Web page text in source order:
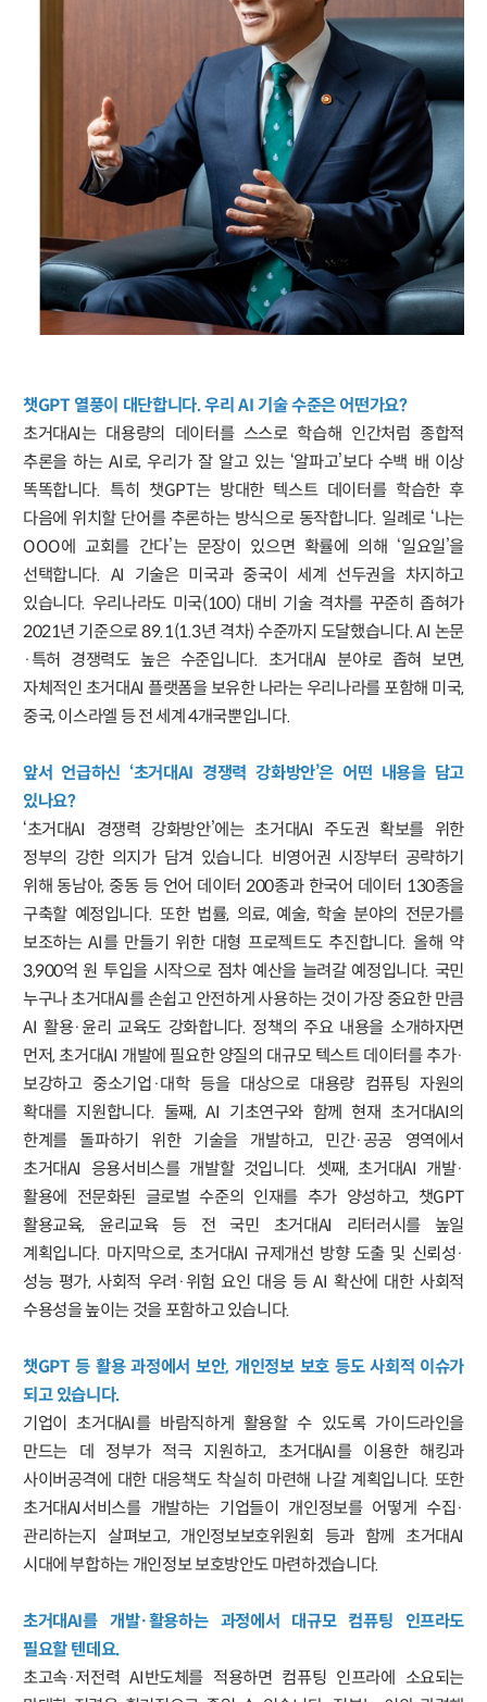
챗GPT 열풍이 대단합니다. 우리 AI 기술 수준은 어떤가요?
초거대AI는 대용량의 데이터를 스스로 학습해 인간처럼 종합적
추론을 하는 AI로, 우리가 잘 알고 있는 ‘알파고’보다 수백 배 이상
똑똑합니다. 특히 챗GPT는 방대한 텍스트 데이터를 학습한 후
다음에 위치할 단어를 추론하는 방식으로 동작합니다. 일례로 ‘나는
OOO에 교회를 간다’는 문장이 있으면 확률에 의해 ‘일요일’을
선택합니다. AI 기술은 미국과 중국이 세계 선두권을 차지하고
있습니다. 우리나라도 미국(100) 대비 기술 격차를 꾸준히 좁혀가
2021년 기준으로 89.1(1.3년 격차) 수준까지 도달했습니다. AI 논문
·특허 경쟁력도 높은 수준입니다. 초거대AI 분야로 좁혀 보면,
자체적인 초거대AI 플랫폼을 보유한 나라는 우리나라를 포함해 미국,
중국, 이스라엘 등 전 세계 4개국뿐입니다.
앞서 언급하신 ‘초거대AI 경쟁력 강화방안’은 어떤 내용을 담고
있나요?
‘초거대AI 경쟁력 강화방안’에는 초거대AI 주도권 확보를 위한
정부의 강한 의지가 담겨 있습니다. 비영어권 시장부터 공략하기
위해 동남아, 중동 등 언어 데이터 200종과 한국어 데이터 130종을
구축할 예정입니다. 또한 법률, 의료, 예술, 학술 분야의 전문가를
보조하는 AI를 만들기 위한 대형 프로젝트도 추진합니다. 올해 약
3,900억 원 투입을 시작으로 점차 예산을 늘려갈 예정입니다. 국민
누구나 초거대AI를 손쉽고 안전하게 사용하는 것이 가장 중요한 만큼
AI 활용·윤리 교육도 강화합니다. 정책의 주요 내용을 소개하자면
먼저, 초거대AI 개발에 필요한 양질의 대규모 텍스트 데이터를 추가·
보강하고 중소기업·대학 등을 대상으로 대용량 컴퓨팅 자원의
확대를 지원합니다. 둘째, AI 기초연구와 함께 현재 초거대AI의
한계를 돌파하기 위한 기술을 개발하고, 민간·공공 영역에서
초거대AI 응용서비스를 개발할 것입니다. 셋째, 초거대AI 개발·
활용에 전문화된 글로벌 수준의 인재를 추가 양성하고, 챗GPT
활용교육, 윤리교육 등 전 국민 초거대AI 리터러시를 높일
계획입니다. 마지막으로, 초거대AI 규제개선 방향 도출 및 신뢰성·
성능 평가, 사회적 우려·위험 요인 대응 등 AI 확산에 대한 사회적
수용성을 높이는 것을 포함하고 있습니다.
챗GPT 등 활용 과정에서 보안, 개인정보 보호 등도 사회적 이슈가
되고 있습니다.
기업이 초거대AI를 바람직하게 활용할 수 있도록 가이드라인을
만드는 데 정부가 적극 지원하고, 초거대AI를 이용한 해킹과
사이버공격에 대한 대응책도 착실히 마련해 나갈 계획입니다. 또한
초거대AI서비스를 개발하는 기업들이 개인정보를 어떻게 수집·
관리하는지 살펴보고, 개인정보보호위원회 등과 함께 초거대AI
시대에 부합하는 개인정보 보호방안도 마련하겠습니다.
초거대AI를 개발·활용하는 과정에서 대규모 컴퓨팅 인프라도
필요할 텐데요.
초고속·저전력 AI반도체를 적용하면 컴퓨팅 인프라에 소요되는